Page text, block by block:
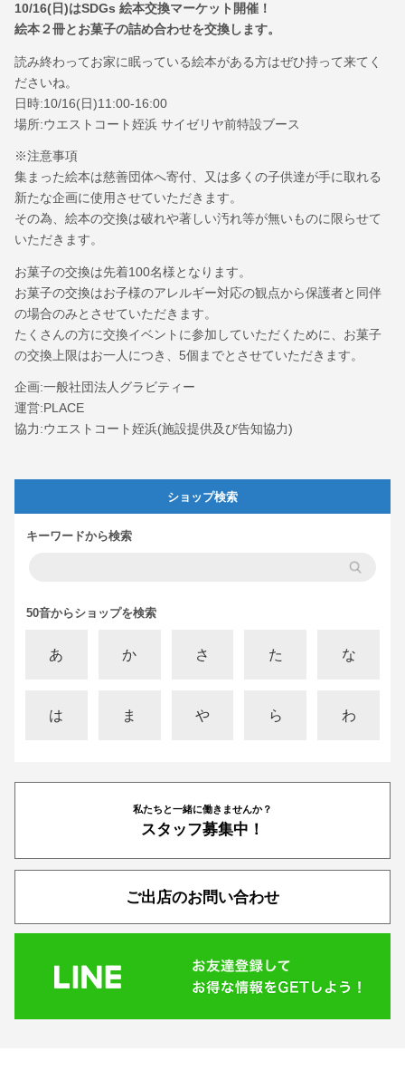
10/16(日)はSDGs 絵本交換マーケット開催！
絵本２冊とお菓子の詰め合わせを交換します。
読み終わってお家に眠っている絵本がある方はぜひ持って来てく
ださいね。
日時:10/16(日)11:00-16:00
場所:ウエストコート姪浜 サイゼリヤ前特設ブース
※注意事項
集まった絵本は慈善団体へ寄付、又は多くの子供達が手に取れる
新たな企画に使用させていただきます。
その為、絵本の交換は破れや著しい汚れ等が無いものに限らせて
いただきます。
お菓子の交換は先着100名様となります。
お菓子の交換はお子様のアレルギー対応の観点から保護者と同伴
の場合のみとさせていただきます。
たくさんの方に交換イベントに参加していただくために、お菓子
の交換上限はお一人につき、5個までとさせていただきます。
企画:一般社団法人グラビティー
運営:PLACE
協力:ウエストコート姪浜(施設提供及び告知協力)
ショップ検索
キーワードから検索
50音からショップを検索
あ か さ た な
は ま や ら わ
私たちと一緒に働きませんか？
スタッフ募集中！
ご出店のお問い合わせ